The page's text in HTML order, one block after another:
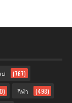
(767)
กีฬา (498)